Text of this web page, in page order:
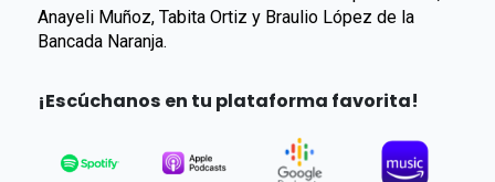
Anayeli Muñoz, Tabita Ortiz y Braulio López de la
Bancada Naranja.
¡Escúchanos en tu plataforma favorita!